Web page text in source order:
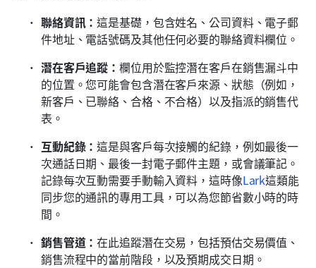
聯絡資訊：這是基礎，包含姓名、公司資料、電子郵
件地址、電話號碼及其他任何必要的聯絡資料欄位。
潛在客戶追蹤：欄位用於監控潛在客戶在銷售漏斗中
的位置。您可能會包含潛在客戶來源、狀態（例如，
新客戶、已聯絡、合格、不合格）以及指派的銷售代
表。
互動紀錄：這是與客戶每次接觸的紀錄，例如最後一
次通話日期、最後一封電子郵件主題，或會議筆記。
記錄每次互動需要手動輸入資料，這時像Lark這類能
同步您的通訊的專用工具，可以為您節省數小時的時
間。
銷售管道：在此追蹤潛在交易，包括預估交易價值、
銷售流程中的當前階段，以及預期成交日期。